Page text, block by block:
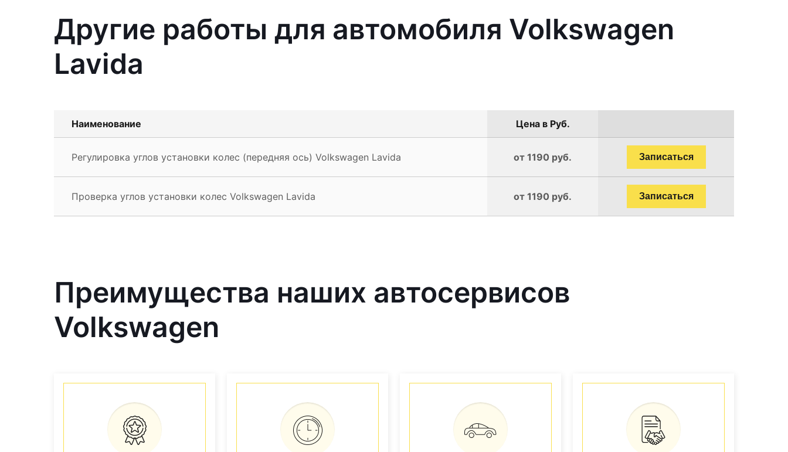
Другие работы для автомобиля Volkswagen
Lavida
Наименование Цена в Руб.
Регулировка углов установки колес (передняя ось) Volkswagen Lavida от 1190 руб. Записаться
Проверка углов установки колес Volkswagen Lavida от 1190 руб. Записаться
Преимущества наших автосервисов
Volkswagen